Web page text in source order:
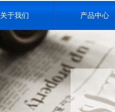
关于我们 产品中心